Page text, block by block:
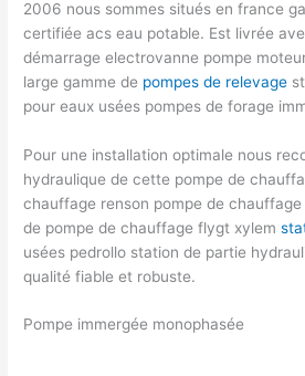
2006 nous sommes situés en france
certifiée acs eau potable. Est livrée
démarrage electrovanne pompe
large gamme de pompes de relevage
pour eaux usées pompes de forage
Pour une installation optimale nous
hydraulique de cette pompe de
chauffage renson pompe de
de pompe de chauffage flygt xylem
usées pedrollo station de partie
qualité fiable et robuste.
Pompe immergée monophasée